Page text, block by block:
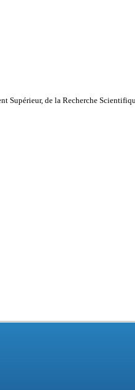
Supérieur, de la Recherche